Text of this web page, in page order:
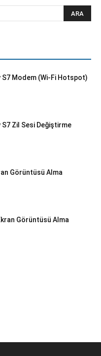
S7 Modem (Wi-Fi Hotspot)
S7 Zil Sesi Değiştirme
Görüntüsü Alma
Görüntüsü Alma